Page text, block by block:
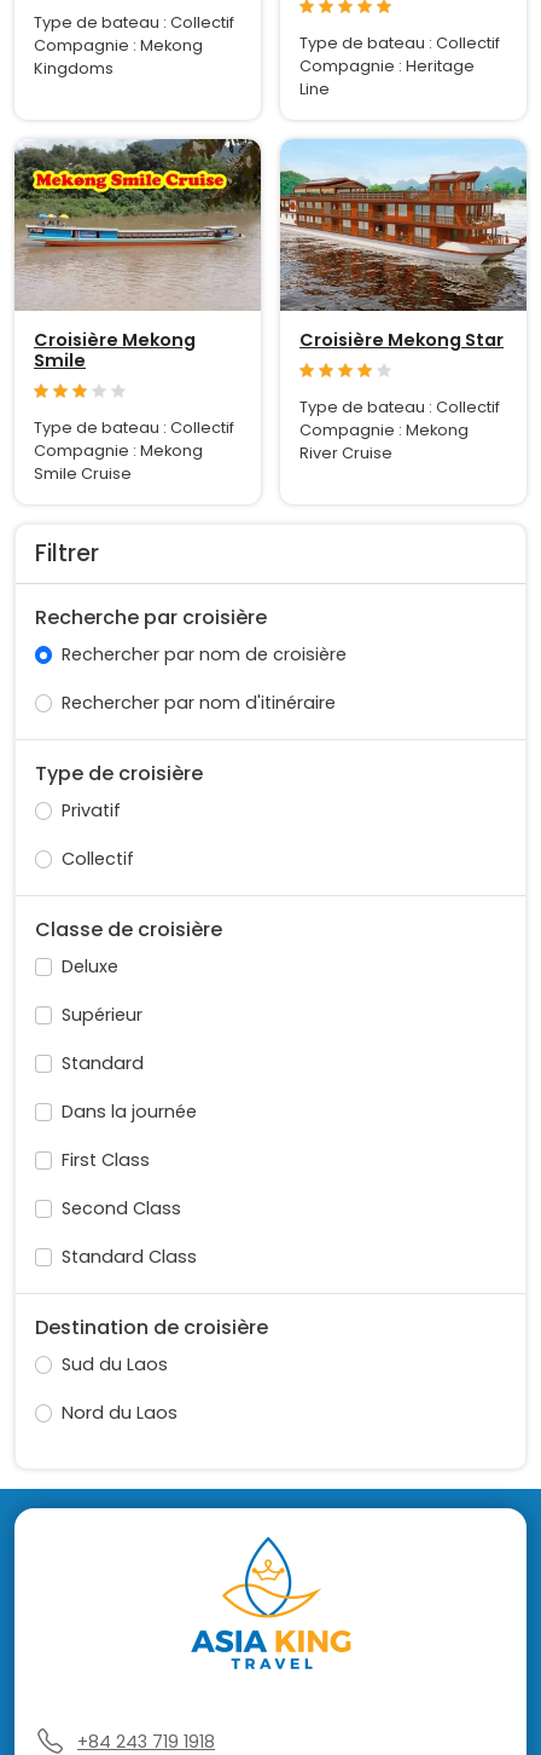
Filtrer
Recherche par croisière
Rechercher par nom de croisière
Rechercher par nom d'itinéraire
Type de croisière
Privatif
Collectif
Classe de croisière
Deluxe
Supérieur
Standard
Dans la journée
First Class
Second Class
Standard Class
Destination de croisière
Sud du Laos
Nord du Laos
Type de bateau : Collectif
Compagnie : Mekong
Kingdoms
Type de bateau : Collectif
Compagnie : Heritage
Line
Croisière Mekong
Smile
Type de bateau : Collectif
Compagnie : Mekong
Smile Cruise
Croisière Mekong Star
Type de bateau : Collectif
Compagnie : Mekong
River Cruise
+84 243 719 1918